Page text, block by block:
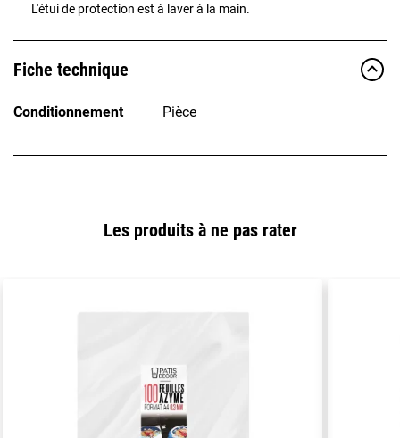
L'étui de protection est à laver à la main.
Fiche technique
Conditionnement Pièce
Les produits à ne pas rater